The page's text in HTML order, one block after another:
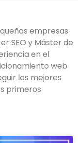
empresas
SEO y Máster de
en el
web
los mejores
primeros